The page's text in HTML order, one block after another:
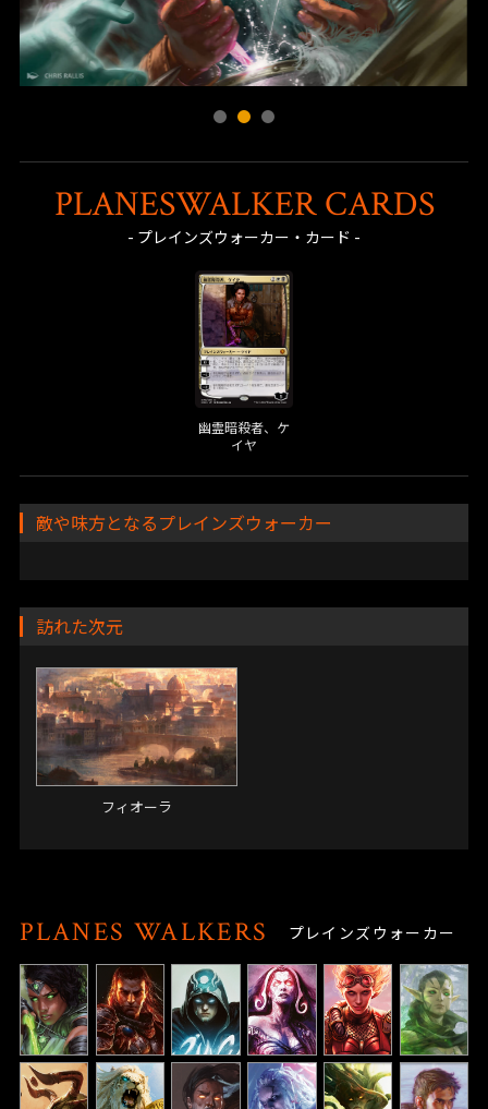
PLANESWALKER CARDS
- プレインズウォーカー・カード -
幽霊暗殺者、ケ
イヤ
敵や味方となるプレインズウォーカー
訪れた次元
フィオーラ
PLANES WALKERS プレインズウォーカー